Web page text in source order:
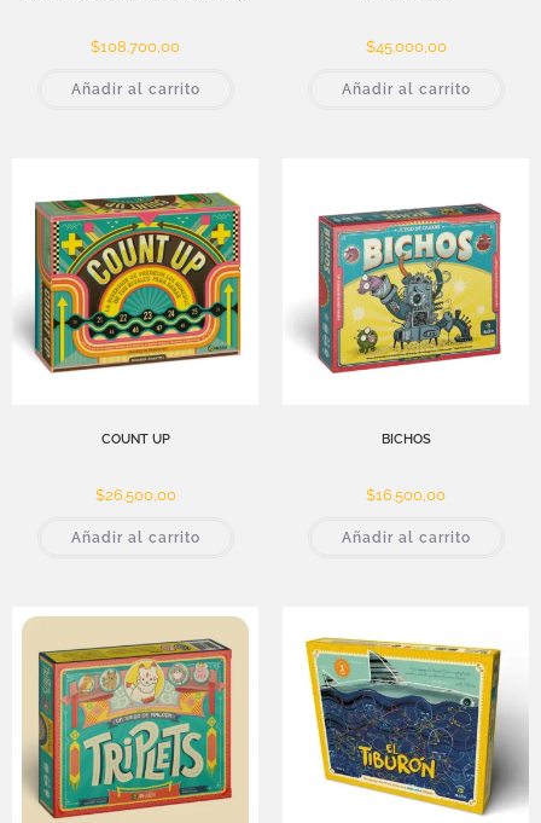
$108.700,00
Añadir al carrito
$45.000,00
Añadir al carrito
COUNT UP
$26.500,00
Añadir al carrito
BICHOS
$16.500,00
Añadir al carrito